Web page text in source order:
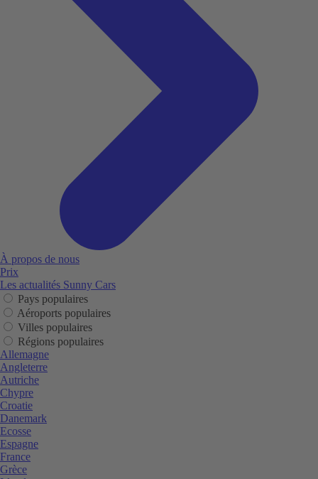
À propos de nous
Prix
Les actualités Sunny Cars
Pays populaires
Aéroports populaires
Villes populaires
Régions populaires
Allemagne
Angleterre
Autriche
Chypre
Croatie
Danemark
Ecosse
Espagne
France
Grèce